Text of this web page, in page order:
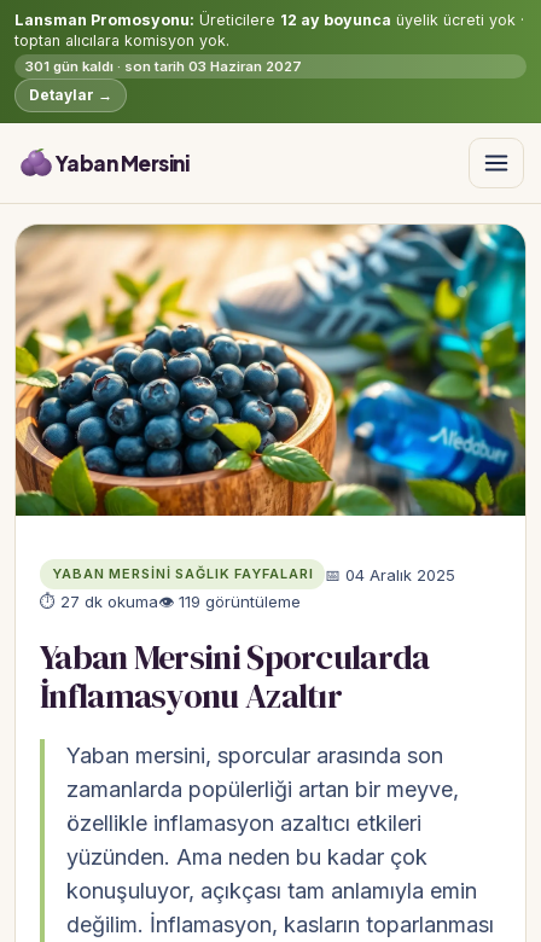
Lansman Promosyonu: Üreticilere 12 ay boyunca üyelik ücreti yok ·
toptan alıcılara komisyon yok.
301 gün kaldı · son tarih 03 Haziran 2027
Detaylar →
Yaban Mersini
YABAN MERSINI SAĞLIK FAYFALARI
📅 04 Aralık 2025
⏱ 27 dk okuma👁 119 görüntüleme
Yaban Mersini Sporcularda
İnflamasyonu Azaltır
Yaban mersini, sporcular arasında son
zamanlarda popülerliği artan bir meyve,
özellikle inflamasyon azaltıcı etkileri
yüzünden. Ama neden bu kadar çok
konuşuluyor, açıkçası tam anlamıyla emin
değilim. İnflamasyon, kasların toparlanması